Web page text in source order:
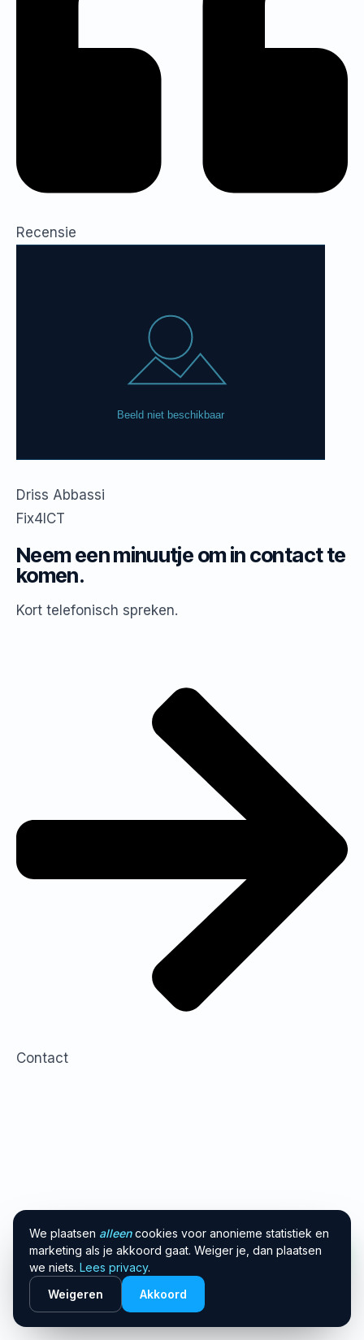
Recensie
Driss Abbassi
Fix4ICT
Neem een minuutje om in contact te
komen.
Kort telefonisch spreken.
Contact
We plaatsen alleencookies voor anonieme statistiek en
marketing als je akkoord gaat. Weiger je, dan plaatsen
we niets. Lees privacy.
Weigeren
Akkoord